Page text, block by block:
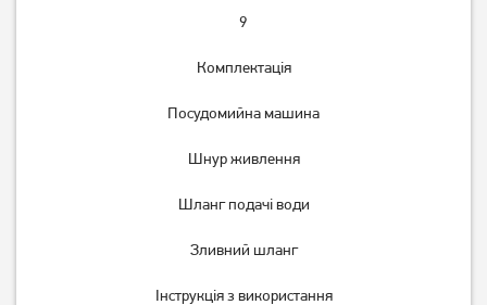
9
Комплектація
Посудомийна машина
Шнур живлення
Шланг подачі води
Зливний шланг
Інструкція з використання